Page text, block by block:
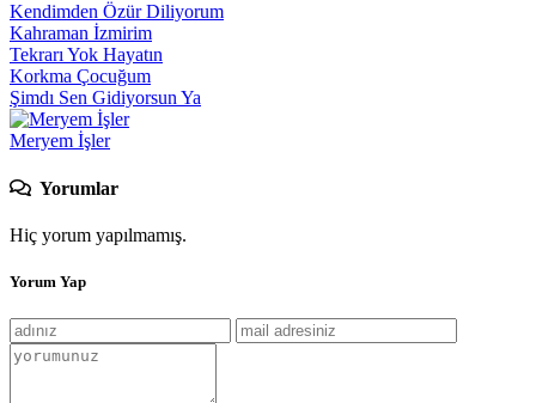
Kendimden Özür Diliyorum
Kahraman İzmirim
Tekrarı Yok Hayatın
Korkma Çocuğum
Şimdı Sen Gidiyorsun Ya
Meryem İşler
Yorumlar
Hiç yorum yapılmamış.
Yorum Yap